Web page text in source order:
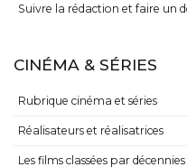
Suivre la rédaction et faire un
CINÉMA & SÉRIES
Rubrique cinéma et séries
Réalisateurs et réalisatrices
Les films classées par décennies